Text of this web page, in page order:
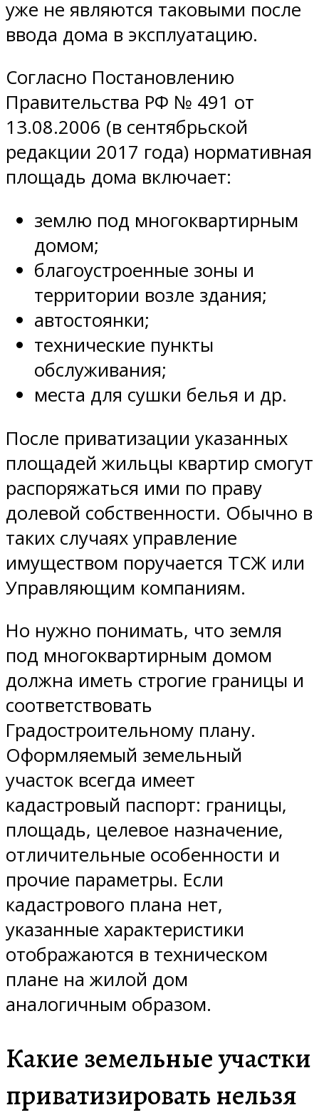
уже не являются таковыми после
ввода дома в эксплуатацию.
Согласно Постановлению
Правительства РФ № 491 от
13.08.2006 (в сентябрьской
редакции 2017 года) нормативная
площадь дома включает:
землю под многоквартирным
домом;
благоустроенные зоны и
территории возле здания;
автостоянки;
технические пункты
обслуживания;
места для сушки белья и др.
После приватизации указанных
площадей жильцы квартир смогут
распоряжаться ими по праву
долевой собственности. Обычно в
таких случаях управление
имуществом поручается ТСЖ или
Управляющим компаниям.
Но нужно понимать, что земля
под многоквартирным домом
должна иметь строгие границы и
соответствовать
Градостроительному плану.
Оформляемый земельный
участок всегда имеет
кадастровый паспорт: границы,
площадь, целевое назначение,
отличительные особенности и
прочие параметры. Если
кадастрового плана нет,
указанные характеристики
отображаются в техническом
плане на жилой дом
аналогичным образом.
Какие земельные участки
приватизировать нельзя